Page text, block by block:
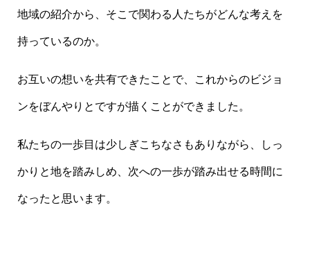
地域の紹介から、そこで関わる人たちがどんな考えを
持っているのか。
お互いの想いを共有できたことで、これからのビジョ
ンをぼんやりとですが描くことができました。
私たちの一歩目は少しぎこちなさもありながら、しっ
かりと地を踏みしめ、次への一歩が踏み出せる時間に
なったと思います。